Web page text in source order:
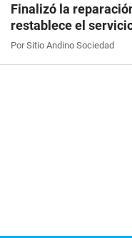
Finalizó la
restablece el
Por Sitio Andino Sociedad